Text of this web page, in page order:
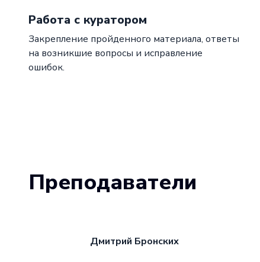
Работа с куратором
Закрепление пройденного материала, ответы
на возникшие вопросы и исправление
ошибок.
Преподаватели
Дмитрий Бронских